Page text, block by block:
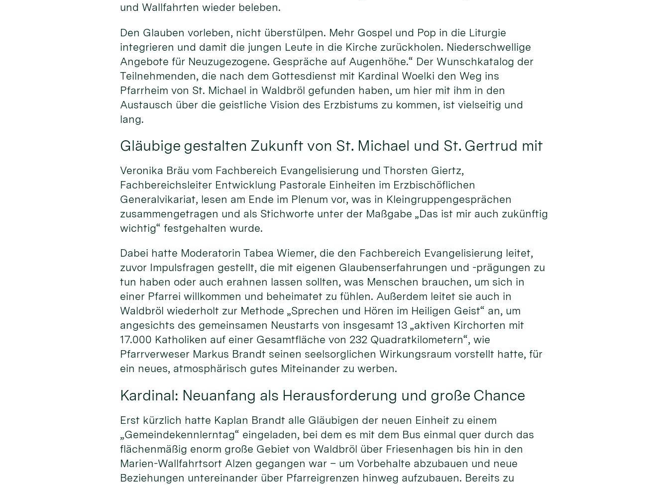
und Wallfahrten wieder beleben.
Den Glauben vorleben, nicht überstülpen. Mehr Gospel und Pop in die Liturgie
integrieren und damit die jungen Leute in die Kirche zurückholen. Niederschwellige
Angebote für Neuzugezogene. Gespräche auf Augenhöhe.“ Der Wunschkatalog der
Teilnehmenden, die nach dem Gottesdienst mit Kardinal Woelki den Weg ins
Pfarrheim von St. Michael in Waldbröl gefunden haben, um hier mit ihm in den
Austausch über die geistliche Vision des Erzbistums zu kommen, ist vielseitig und
lang.
Gläubige gestalten Zukunft von St. Michael und St. Gertrud mit
Veronika Bräu vom Fachbereich Evangelisierung und Thorsten Giertz,
Fachbereichsleiter Entwicklung Pastorale Einheiten im Erzbischöflichen
Generalvikariat, lesen am Ende im Plenum vor, was in Kleingruppengesprächen
zusammengetragen und als Stichworte unter der Maßgabe „Das ist mir auch zukünftig
wichtig“ festgehalten wurde.
Dabei hatte Moderatorin Tabea Wiemer, die den Fachbereich Evangelisierung leitet,
zuvor Impulsfragen gestellt, die mit eigenen Glaubenserfahrungen und -prägungen zu
tun haben oder auch erahnen lassen sollten, was Menschen brauchen, um sich in
einer Pfarrei willkommen und beheimatet zu fühlen. Außerdem leitet sie auch in
Waldbröl wiederholt zur Methode „Sprechen und Hören im Heiligen Geist“ an, um
angesichts des gemeinsamen Neustarts von insgesamt 13 „aktiven Kirchorten mit
17.000 Katholiken auf einer Gesamtfläche von 232 Quadratkilometern“, wie
Pfarrverweser Markus Brandt seinen seelsorglichen Wirkungsraum vorstellt hatte, für
ein neues, atmosphärisch gutes Miteinander zu werben.
Kardinal: Neuanfang als Herausforderung und große Chance
Erst kürzlich hatte Kaplan Brandt alle Gläubigen der neuen Einheit zu einem
„Gemeindekennlerntag“ eingeladen, bei dem es mit dem Bus einmal quer durch das
flächenmäßig enorm große Gebiet von Waldbröl über Friesenhagen bis hin in den
Marien-Wallfahrtsort Alzen gegangen war – um Vorbehalte abzubauen und neue
Beziehungen untereinander über Pfarreigrenzen hinweg aufzubauen. Bereits zu